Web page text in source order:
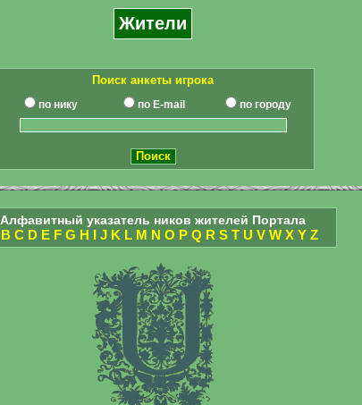
Жители
Поиск анкеты игрока
по нику по E-mail по городу
Алфавитный указатель ников жителей Портала
B C D E F G H I J K L M N O P Q R S T U V W X Y Z